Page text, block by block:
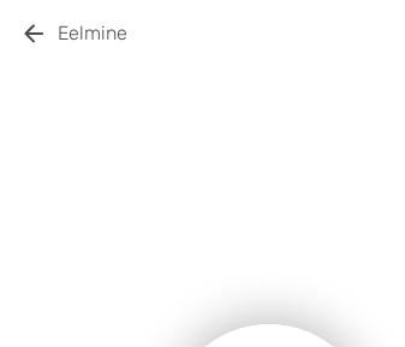
Eelmine